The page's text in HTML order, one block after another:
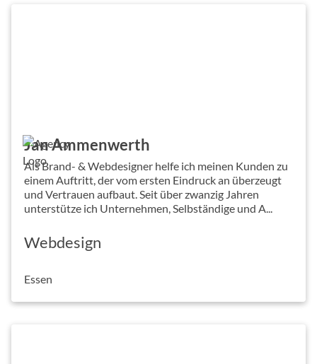
Jan Ammenwerth
Als Brand- & Webdesigner helfe ich meinen Kunden zu
einem Auftritt, der vom ersten Eindruck an überzeugt
und Vertrauen aufbaut. Seit über zwanzig Jahren
unterstütze ich Unternehmen, Selbständige und A...
Webdesign
Essen